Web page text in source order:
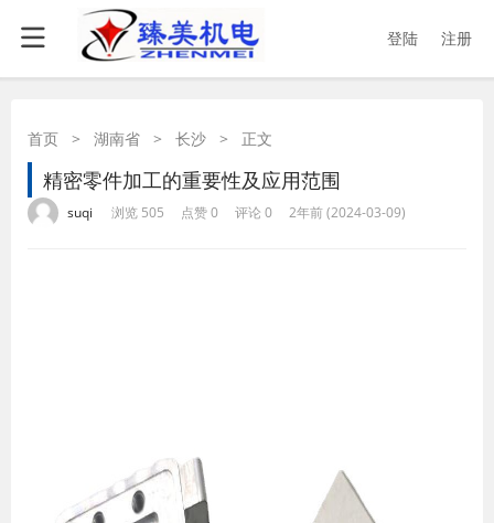
登陆 注册
首页 > 湖南省 > 长沙 > 正文
精密零件加工的重要性及应用范围
suqi 浏览 505 点赞 0 评论 0 2年前 (2024-03-09)